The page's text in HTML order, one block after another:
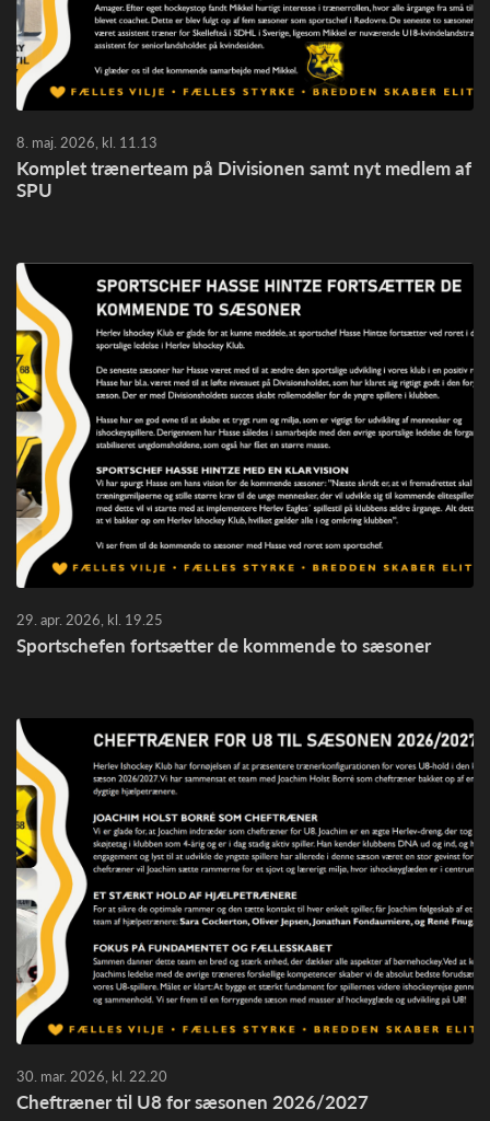
8. maj. 2026, kl. 11.13
Komplet trænerteam på Divisionen samt nyt medlem af
SPU
29. apr. 2026, kl. 19.25
Sportschefen fortsætter de kommende to sæsoner
30. mar. 2026, kl. 22.20
Cheftræner til U8 for sæsonen 2026/2027